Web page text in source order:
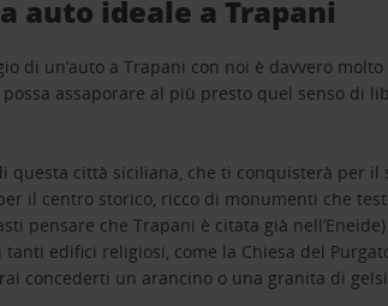
auto ideale a Trapani
di un’auto a Trapani con noi è davvero
assaporare al più presto quel senso di
questa città siciliana, che ti conquisterà per il
il centro storico, ricco di monumenti che
pensare che Trapani è citata già
edifici religiosi, come la Chiesa del
concederti un arancino o una granita di